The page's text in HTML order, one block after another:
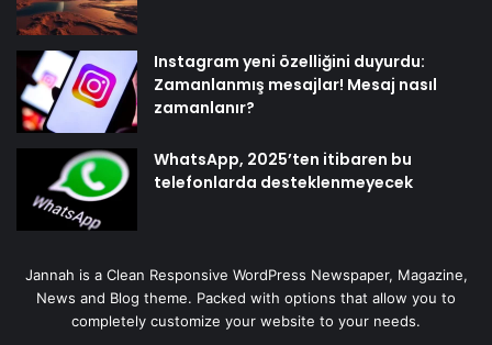
Instagram yeni özelliğini duyurdu:
Zamanlanmış mesajlar! Mesaj nasıl
zamanlanır?
WhatsApp, 2025’ten itibaren bu
telefonlarda desteklenmeyecek
Jannah is a Clean Responsive WordPress Newspaper, Magazine,
News and Blog theme. Packed with options that allow you to
completely customize your website to your needs.